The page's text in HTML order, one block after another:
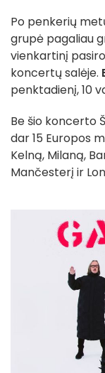
Po penkerių
grupė pagaliau
vienkartinį
koncertų salėje.
penktadienį, 10
Be šio koncerto
dar 15 Europos
Kelną, Milaną,
Mančesterį ir